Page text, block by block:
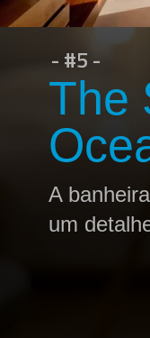
- #5 -
The
A
um